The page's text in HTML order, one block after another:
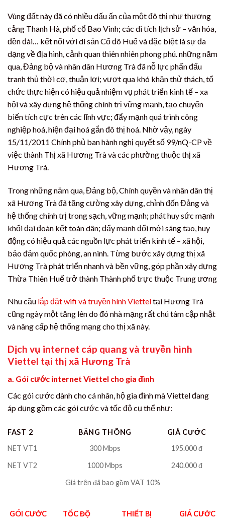
Vùng đất này đã có nhiều dấu ấn của một đô thị như thương
cảng Thanh Hà, phố cổ Bao Vinh; các di tích lịch sử – văn hóa,
đền đài… kết nối với di sản Cố đô Huế và đặc biệt là sự đa
dạng về địa hình, cảnh quan thiên nhiên phong phú. những năm
qua, Đảng bộ và nhân dân Hương Trà đã nỗ lực phấn đấu
tranh thủ thời cơ, thuận lợi; vượt qua khó khăn thử thách, tổ
chức thực hiện có hiệu quả nhiệm vụ phát triển kinh tế – xa
hội và xây dựng hệ thống chính trị vững mạnh, tạo chuyển
biến tích cực trên các lĩnh vực; đẩy mạnh quá trình công
nghiệp hoá, hiện đại hoá gắn đô thị hoá. Nhờ vậy, ngày
15/11/2011 Chính phủ ban hành nghị quyết số 99/nQ-CP về
việc thành Thị xã Hương Trà và các phường thuộc thị xã
Hương Trà.
Trong những năm qua, Đảng bộ, Chính quyền và nhân dân thị
xã Hương Trà đã tăng cường xây dựng, chỉnh đốn Đảng và
hệ thống chính trị trong sạch, vững mạnh; phát huy sức mạnh
khối đại đoàn kết toàn dân; đẩy mạnh đổi mới sáng tạo, huy
động có hiệu quả các nguồn lực phát triển kinh tế – xã hội,
bảo đảm quốc phòng, an ninh. Từng bước xây dựng thị xã
Hương Trà phát triển nhanh và bền vững, góp phần xây dựng
Thừa Thiên Huế trở thành Thành phố trực thuộc Trung ương
Nhu cầu lắp đặt wifi và truyền hình Vietteltại Hương Trà
cũng ngày một tăng lên do đó nhà mạng rất chú tâm cập nhật
và nâng cấp hệ thống mạng cho thị xã này.
Dịch vụ internet cáp quang và truyền hình
Viettel tại thị xã Hương Trà
a. Gói cước internet Viettel cho gia đình
Các gói cước dành cho cá nhân, hộ gia đình mà Viettel đang
áp dụng gồm các gói cước và tốc độ cụ thể như:
FAST 2 BĂNG THÔNG
GIÁ CƯỚC
NET VT1
300 Mbps
195.000 đ
NET VT2
1000 Mbps
240.000 đ
Giá trên đã bao gồm VAT 10%
GÓI CƯỚC TỐC ĐỘ THIẾT BỊ GIÁ CƯỚC